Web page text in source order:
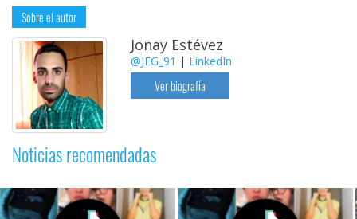
Sobre el autor
Jonay Estévez
@JEG_91 | LinkedIn
Ver biografía
Noticias recomendadas